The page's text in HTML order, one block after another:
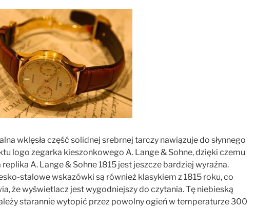
wklęsła część solidnej srebrnej tarczy nawiązuje do słynnego
logo zegarka kieszonkowego A. Lange & Sohne, dzięki czemu
A. Lange & Sohne 1815 jest jeszcze bardziej wyraźna.
stalowe wskazówki są również klasykiem z 1815 roku, co
że ​​wyświetlacz jest wygodniejszy do czytania. Tę niebieską
starannie wytopić przez powolny ogień w temperaturze 300